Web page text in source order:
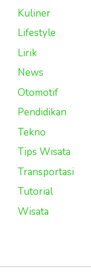
Kuliner
Lifestyle
Lirik
News
Otomotif
Pendidikan
Tekno
Tips Wisata
Transportasi
Tutorial
Wisata